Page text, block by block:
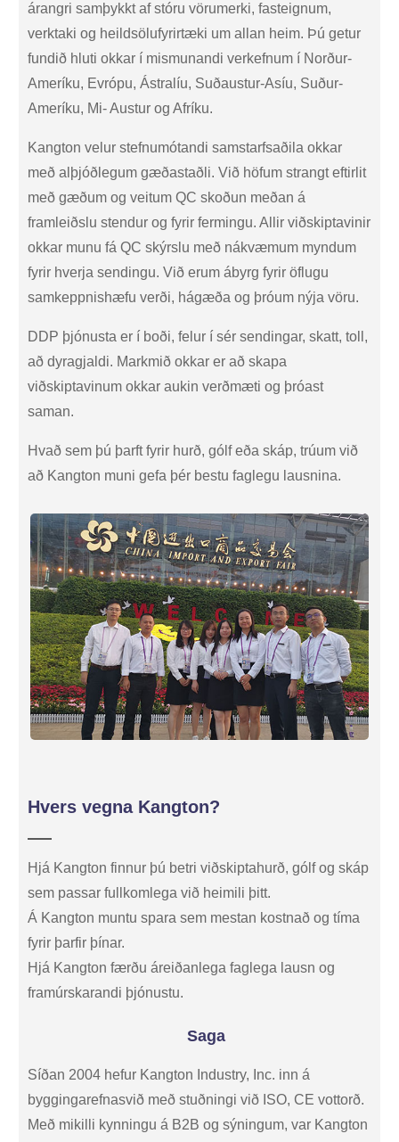
árangri samþykkt af stóru vörumerki, fasteignum,
verktaki og heildsölufyrirtæki um allan heim. Þú getur
fundið hluti okkar í mismunandi verkefnum í Norður-
Ameríku, Evrópu, Ástralíu, Suðaustur-Asíu, Suður-
Ameríku, Mi- Austur og Afríku.
Kangton velur stefnumótandi samstarfsaðila okkar
með alþjóðlegum gæðastaðli. Við höfum strangt eftirlit
með gæðum og veitum QC skoðun meðan á
framleiðslu stendur og fyrir fermingu. Allir viðskiptavinir
okkar munu fá QC skýrslu með nákvæmum myndum
fyrir hverja sendingu. Við erum ábyrg fyrir öflugu
samkeppnishæfu verði, hágæða og þróum nýja vöru.
DDP þjónusta er í boði, felur í sér sendingar, skatt, toll,
að dyragjaldi. Markmið okkar er að skapa
viðskiptavinum okkar aukin verðmæti og þróast
saman.
Hvað sem þú þarft fyrir hurð, gólf eða skáp, trúum við
að Kangton muni gefa þér bestu faglegu lausnina.
Hvers vegna Kangton?
Hjá Kangton finnur þú betri viðskiptahurð, gólf og skáp
sem passar fullkomlega við heimili þitt.
Á Kangton muntu spara sem mestan kostnað og tíma
fyrir þarfir þínar.
Hjá Kangton færðu áreiðanlega faglega lausn og
framúrskarandi þjónustu.
Saga
Síðan 2004 hefur Kangton Industry, Inc. inn á
byggingarefnasvið með stuðningi við ISO, CE vottorð.
Með mikilli kynningu á B2B og sýningum, var Kangton